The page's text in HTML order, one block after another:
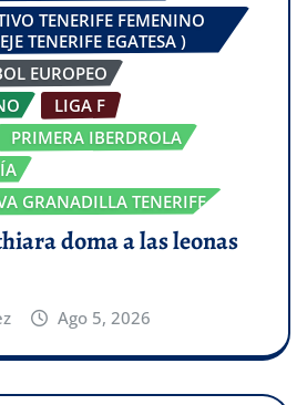
TENERIFE FEMENINO
TENERIFE EGATESA )
EUROPEO
LIGA F
PRIMERA IBERDROLA
GRANADILLA TENERIFE
doma a las leonas
Ago 5, 2026